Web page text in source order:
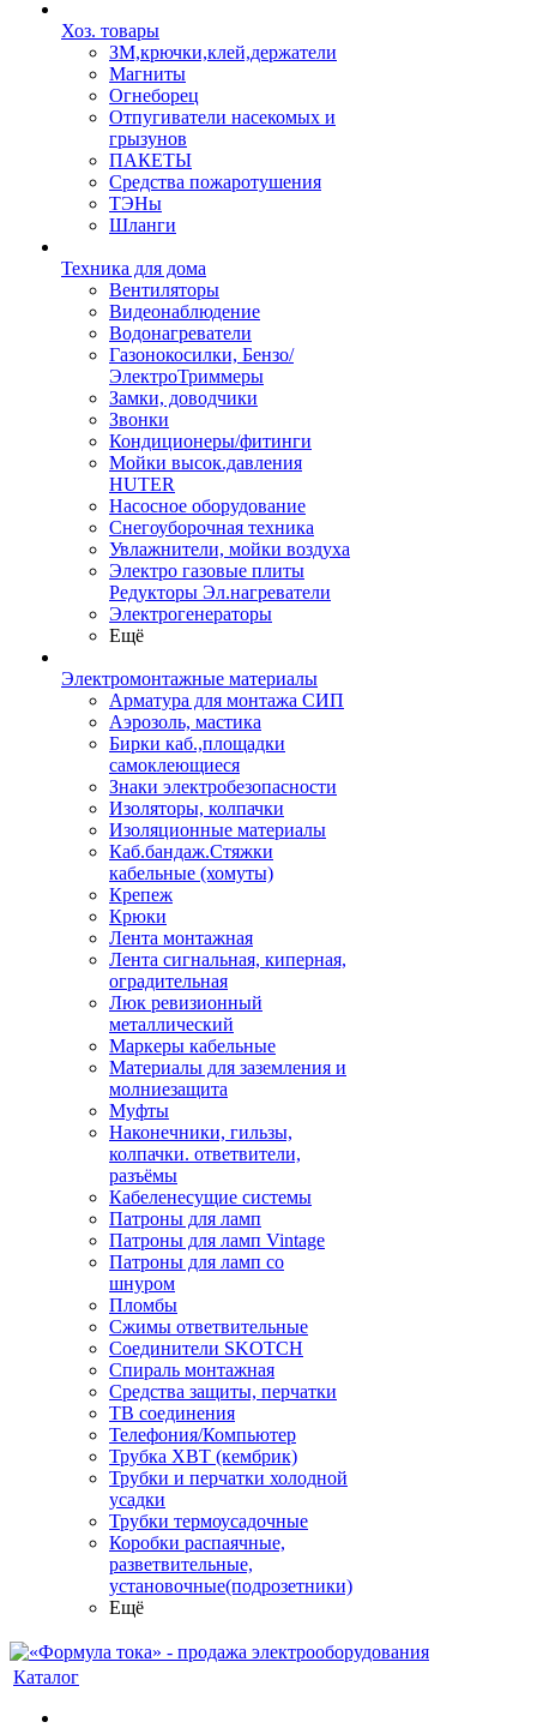
Хоз. товары
ЗМ,крючки,клей,держатели
Магниты
Огнеборец
Отпугиватели насекомых и
грызунов
ПАКЕТЫ
Средства пожаротушения
ТЭНы
Шланги
Техника для дома
Вентиляторы
Видеонаблюдение
Водонагреватели
Газонокосилки, Бензо/
ЭлектроТриммеры
Замки, доводчики
Звонки
Кондиционеры/фитинги
Мойки высок.давления
HUTER
Насосное оборудование
Снегоуборочная техника
Увлажнители, мойки воздуха
Электро газовые плиты
Редукторы Эл.нагреватели
Электрогенераторы
Ещё
Электромонтажные материалы
Арматура для монтажа СИП
Аэрозоль, мастика
Бирки каб.,площадки
самоклеющиеся
Знаки электробезопасности
Изоляторы, колпачки
Изоляционные материалы
Каб.бандаж.Стяжки
кабельные (хомуты)
Крепеж
Крюки
Лента монтажная
Лента сигнальная, киперная,
оградительная
Люк ревизионный
металлический
Маркеры кабельные
Материалы для заземления и
молниезащита
Муфты
Наконечники, гильзы,
колпачки. ответвители,
разъёмы
Кабеленесущие системы
Патроны для ламп
Патроны для ламп Vintage
Патроны для ламп со
шнуром
Пломбы
Сжимы ответвительные
Соединители SKOTCH
Спираль монтажная
Средства защиты, перчатки
ТВ соединения
Телефония/Компьютер
Трубка ХВТ (кембрик)
Трубки и перчатки холодной
усадки
Трубки термоусадочные
Коробки распаячные,
разветвительные,
установочные(подрозетники)
Ещё
Каталог